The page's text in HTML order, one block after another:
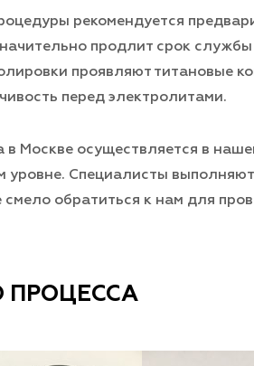
рекомендуется
продлит срок
проявляют титановые
перед электролитами.
в Москве осуществляется в
уровне. Специалисты
смело обратиться к нам для
ПРОЦЕССА